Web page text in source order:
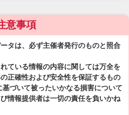
意事項
タは、必ず主催者発行のものと照合
ている情報の内容に関しては万全を
正確性および安全性を保証するもの
づいて被ったいかなる損害について
情報提供者は一切の責任を負いかね